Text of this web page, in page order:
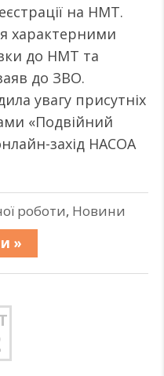
на НМТ.
характерними
до НМТ та
до ЗВО.
увагу присутніх
«Подвійний
захід НАСОА
роботи, Новини
»